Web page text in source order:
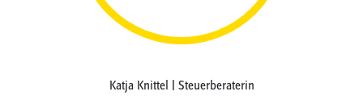
Katja Knittel | Steuerberaterin